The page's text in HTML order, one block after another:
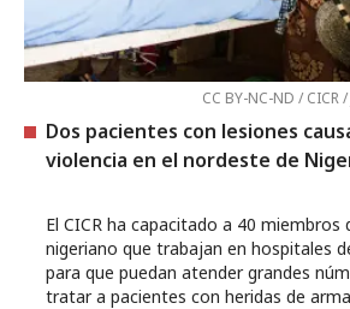
CC BY-NC-ND /
Dos pacientes con lesiones
violencia en el nordeste de
El CICR ha capacitado a 40 miembros
nigeriano que trabajan en hospitales
para que puedan atender grandes
tratar a pacientes con heridas de